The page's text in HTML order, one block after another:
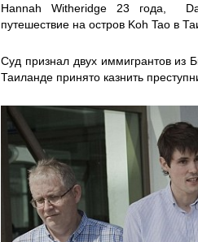
Hannah Witheridge 23 года,
путешествие на остров Koh Tao в
Суд признал двух иммигрантов из
Таиланде принято казнить